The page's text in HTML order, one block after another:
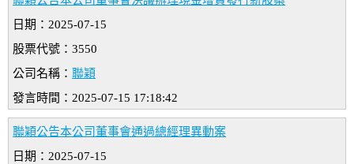
日期：2025-07-15
股票代號：3550
公司名稱： 聯穎
發言時間：2025-07-15 17:18:42
聯穎公告本公司董事會通過總經理異動案
日期：2025-07-15